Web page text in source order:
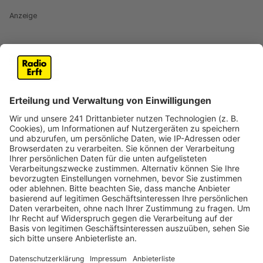
Anzeige
In Köln und ganz Nordrhein-Westfalen führt die
Wasserschutzpolizei in dieser Woche eine
Montag (22. September) überprüfen die Beamten
insbesondere die Arbeits- und Ruhezeiten der
Beschäftigten in der Binnenschifffahrt.
Ein weiterer Schwerpunkt der Kontrollen liegt auf der
Einhaltung der Dokumentationspflicht durch die
Arbeitgeber. Ziel der Aktion ist es, die Sicherheit auf
dem Rhein zu erhöhen und die Einhaltung der
gesetzlichen Vorschriften sicherzustellen.
Die Wasserschutzpolizei betont die Bedeutung der
Maßnahme, da rund 70 Prozent des deutschen
Wasserstraßenverkehrs durch Nordrhein-Westfalen